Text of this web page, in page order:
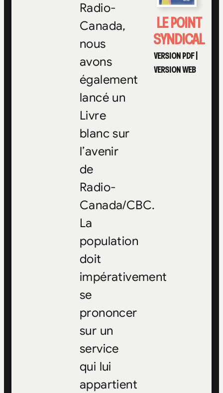
LE POINT
SYNDICAL
VERSION PDF|
VERSION WEB
Radio-
Canada,
nous
avons
également
lancé un
Livre
blanc sur
l’avenir
de
Radio-
Canada/CBC.
La
population
doit
impérativement
se
prononcer
sur un
service
qui lui
appartient